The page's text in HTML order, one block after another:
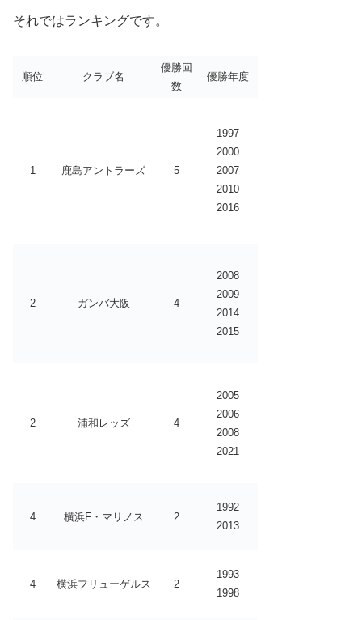
それではランキングです。
順位 クラブ名
優勝回
数
優勝年度
1 鹿島アントラーズ 5
1997
2000
2007
2010
2016
2 ガンバ大阪 4
2008
2009
2014
2015
2 浦和レッズ 4
2005
2006
2008
2021
4 横浜F・マリノス 2
1992
2013
4 横浜フリューゲルス 2
1993
1998